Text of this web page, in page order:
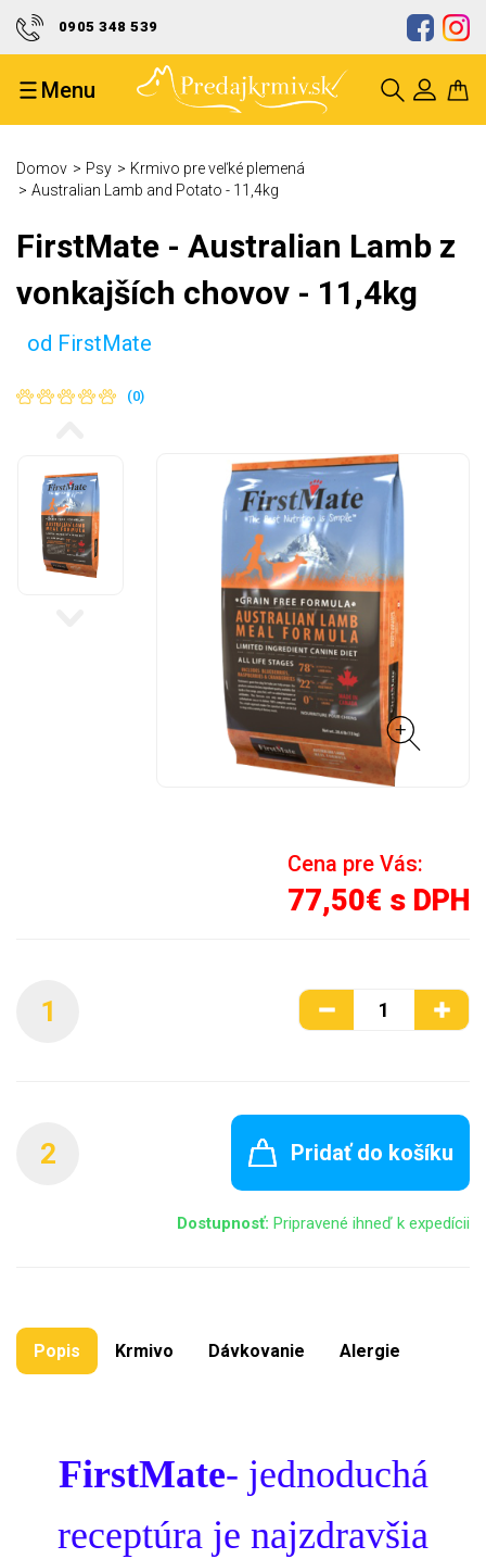
0905 348 539
Doprava zdarma od 50 eur
Ocenenie kvality a spoľahlivosti
údajov
Menu
Domov Psy
Krmivo pre veľké plemená
Australian Lamb and Potato - 11,4kg
FirstMate - Australian Lamb z
vonkajších chovov - 11,4kg
od FirstMate
(0)
Cena pre Vás:
77,50€ s DPH
1
2 Pridať do košíku
Dostupnosť: Pripravené ihneď k expedícii
Popis Krmivo Dávkovanie Alergie
FirstMate- jednoduchá
receptúra je najzdravšia